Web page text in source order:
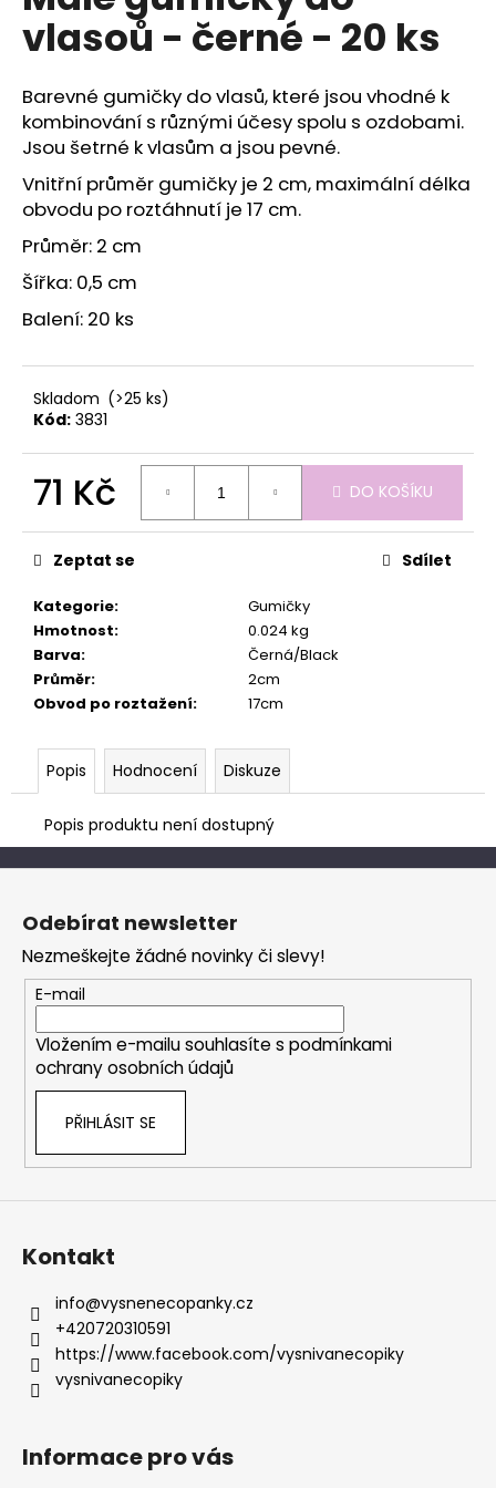
z
hvězdiček.
vlasoů - černé - 20 ks
Barevné gumičky do vlasů, které jsou vhodné k
kombinování s různými účesy spolu s ozdobami.
Jsou šetrné k vlasům a jsou pevné.
Vnitřní průměr gumičky je 2 cm, maximální délka
obvodu po roztáhnutí je 17 cm.
Průměr: 2 cm
Šířka: 0,5 cm
Balení: 20 ks
Skladom (>25 ks)
Kód: 3831
71 Kč
cena:
DO KOŠÍKU
Kategorie:
Gumičky
Hmotnost:
0.024 kg
Barva:
Černá/Black
Průměr:
2cm
Obvod po roztažení: 17cm
Zeptat se Sdílet
Popis Hodnocení Diskuze
Popis produktu není dostupný
a
j
í
t
?
p
o
r
u
u
e
m
e
Z
Odebírat newsletter
Nezmeškejte žádné novinky či slevy!
E-mail
Vložením e-mailu souhlasíte s podmínkami
ochrany osobních údajů
PŘIHLÁSIT SE
Kontakt
info@vysnenecopanky.cz
+420720310591
https://www.facebook.com/vysnivanecopiky
vysnivanecopiky
Informace pro vás